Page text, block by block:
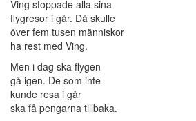
Ving stoppade alla sina
flygresor i går. Då skulle
över fem tusen människor
ha rest med Ving.
Men i dag ska flygen
gå igen. De som inte
kunde resa i går
ska få pengarna tillbaka.